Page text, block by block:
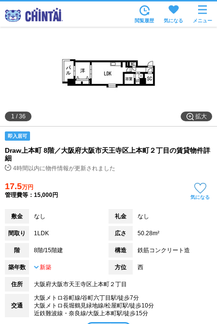
家賃相場から
通勤通学時間から
閲覧履歴 気になる メニュー
拡大
1 /36
即入居可
Draw上本町 8階／大阪府大阪市天王寺区上本町２丁目の賃貸物件詳
細
4時間以内に物件情報が更新されました
17.5万円
管理費等：15,000円
気になる
敷金 なし 礼金 なし
間取り 1LDK 広さ 50.28m²
階 8階/15階建 構造 鉄筋コンクリート造
築年数 新築 方位 西
住所 大阪府大阪市天王寺区上本町２丁目
交通
大阪メトロ谷町線/谷町六丁目駅/徒歩7分
大阪メトロ長堀鶴見緑地線/松屋町駅/徒歩10分
近鉄難波線・奈良線/大阪上本町駅/徒歩15分